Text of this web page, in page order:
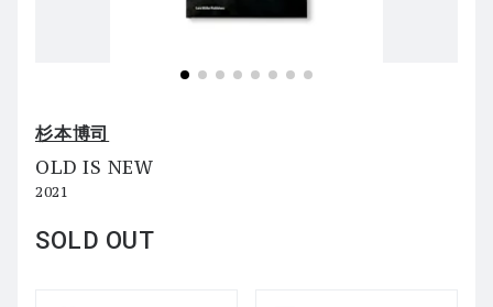
杉本博司
OLD IS NEW
2021
SOLD OUT